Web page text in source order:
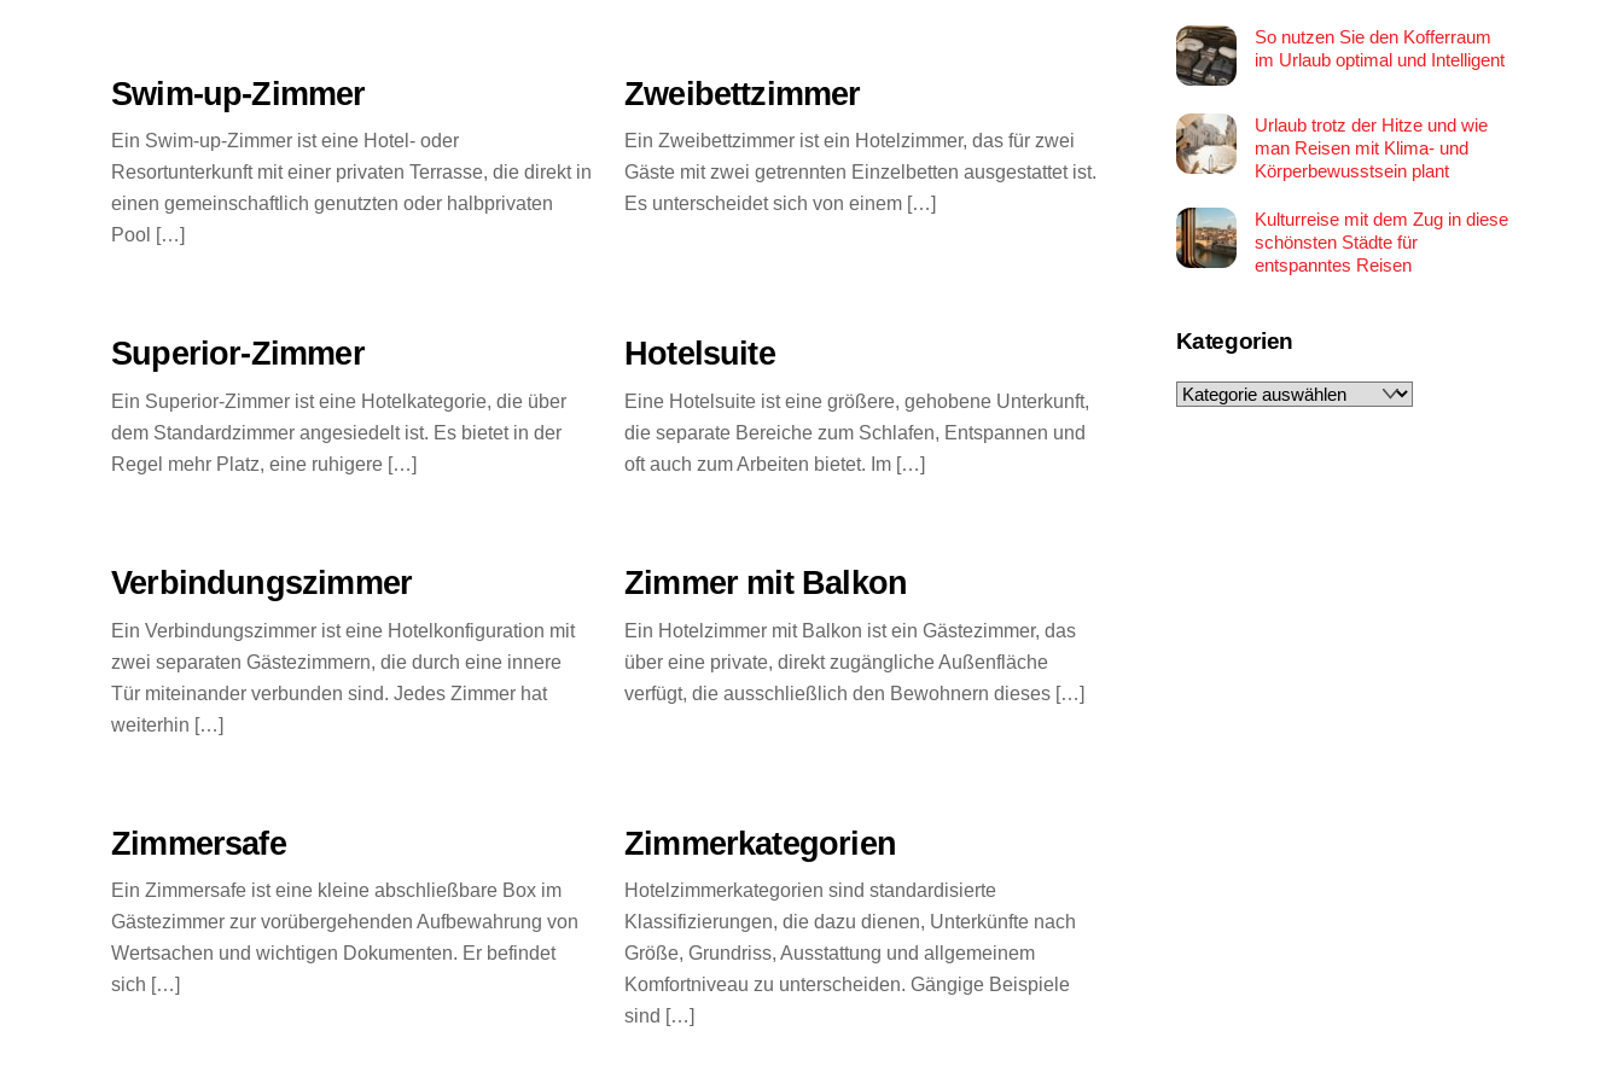
Swim-up-Zimmer
Ein Swim-up-Zimmer ist eine Hotel- oder
Resortunterkunft mit einer privaten Terrasse, die direkt in
einen gemeinschaftlich genutzten oder halbprivaten
Pool […]
Zweibettzimmer
Ein Zweibettzimmer ist ein Hotelzimmer, das für zwei
Gäste mit zwei getrennten Einzelbetten ausgestattet ist.
Es unterscheidet sich von einem […]
Superior-Zimmer
Ein Superior-Zimmer ist eine Hotelkategorie, die über
dem Standardzimmer angesiedelt ist. Es bietet in der
Regel mehr Platz, eine ruhigere […]
Hotelsuite
Eine Hotelsuite ist eine größere, gehobene Unterkunft,
die separate Bereiche zum Schlafen, Entspannen und
oft auch zum Arbeiten bietet. Im […]
Verbindungszimmer
Ein Verbindungszimmer ist eine Hotelkonfiguration mit
zwei separaten Gästezimmern, die durch eine innere
Tür miteinander verbunden sind. Jedes Zimmer hat
weiterhin […]
Zimmer mit Balkon
Ein Hotelzimmer mit Balkon ist ein Gästezimmer, das
über eine private, direkt zugängliche Außenfläche
verfügt, die ausschließlich den Bewohnern dieses […]
Zimmersafe
Ein Zimmersafe ist eine kleine abschließbare Box im
Gästezimmer zur vorübergehenden Aufbewahrung von
Wertsachen und wichtigen Dokumenten. Er befindet
sich […]
Zimmerkategorien
Hotelzimmerkategorien sind standardisierte
Klassifizierungen, die dazu dienen, Unterkünfte nach
Größe, Grundriss, Ausstattung und allgemeinem
Komfortniveau zu unterscheiden. Gängige Beispiele
sind […]
So nutzen Sie den Kofferraum
im Urlaub optimal und Intelligent
Urlaub trotz der Hitze und wie
man Reisen mit Klima- und
Körperbewusstsein plant
Kulturreise mit dem Zug in diese
schönsten Städte für
entspanntes Reisen
Kategorien
Kategorien